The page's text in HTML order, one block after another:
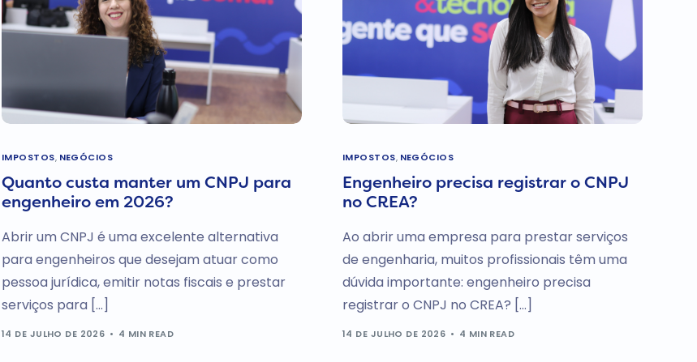
IMPOSTOS, NEGÓCIOS
Quanto custa manter um CNPJ para
engenheiro em 2026?
Abrir um CNPJ é uma excelente alternativa
para engenheiros que desejam atuar como
pessoa jurídica, emitir notas fiscais e prestar
serviços para […]
14 DE JULHO DE 2026 4 MIN READ
IMPOSTOS, NEGÓCIOS
Engenheiro precisa registrar o CNPJ
no CREA?
Ao abrir uma empresa para prestar serviços
de engenharia, muitos profissionais têm uma
dúvida importante: engenheiro precisa
registrar o CNPJ no CREA? […]
14 DE JULHO DE 2026 4 MIN READ